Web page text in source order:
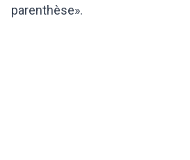
parenthèse».